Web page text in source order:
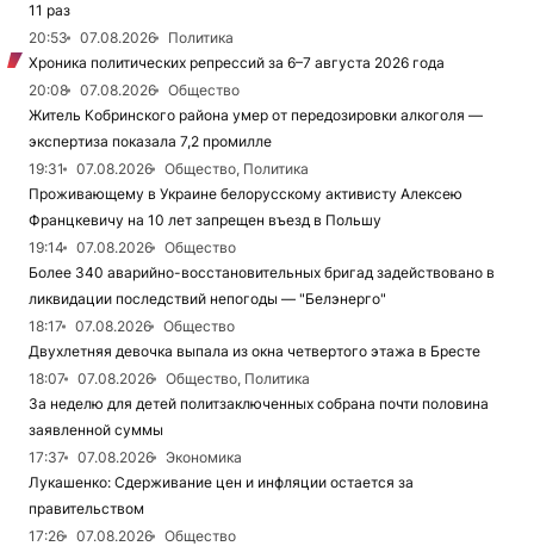
11 раз
20:53
07.08.2026
Политика
Хроника политических репрессий за 6–7 августа 2026 года
20:08
07.08.2026
Общество
Житель Кобринского района умер от передозировки алкоголя —
экспертиза показала 7,2 промилле
19:31
07.08.2026
Общество, Политика
Проживающему в Украине белорусскому активисту Алексею
Францкевичу на 10 лет запрещен въезд в Польшу
19:14
07.08.2026
Общество
Более 340 аварийно-восстановительных бригад задействовано в
ликвидации последствий непогоды — "Белэнерго"
18:17
07.08.2026
Общество
Двухлетняя девочка выпала из окна четвертого этажа в Бресте
18:07
07.08.2026
Общество, Политика
За неделю для детей политзаключенных собрана почти половина
заявленной суммы
17:37
07.08.2026
Экономика
Лукашенко: Сдерживание цен и инфляции остается за
правительством
17:26
07.08.2026
Общество